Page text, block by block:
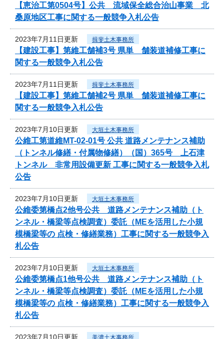
【恵治工第0504号】公共 流域保全総合治山事業 北
桑原地区工事に関する一般競争入札公告
2023年7月11日更新 揖斐土木事務所
【建設工事】第維工舗補3号 県単 舗装道補修工事に
関する一般競争入札公告
2023年7月11日更新 揖斐土木事務所
【建設工事】第維工舗補2号 県単 舗装道補修工事に
関する一般競争入札公告
2023年7月10日更新 大垣土木事務所
公維工第道維MT-02-01号 公共 道路メンテナンス補助
（トンネル修繕・付属物修繕）（国）365号 上石津
トンネル 非常用設備更新 工事に関する一般競争入札
公告
2023年7月10日更新 大垣土木事務所
公維委第橋点2他号公共 道路メンテナンス補助（ト
ンネル・橋梁等点検調査）委託（MEを活用した小規
模橋梁等の 点検・修繕業務）工事に関する一般競争入
札公告
2023年7月10日更新 大垣土木事務所
公維委第橋点1他号公共 道路メンテナンス補助（ト
ンネル・橋梁等点検調査）委託（MEを活用した小規
模橋梁等の 点検・修繕業務）工事に関する一般競争入
札公告
2023年7月10日更新 美濃土木事務所